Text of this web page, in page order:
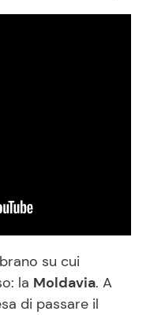
su cui
la Moldavia. A
di passare il